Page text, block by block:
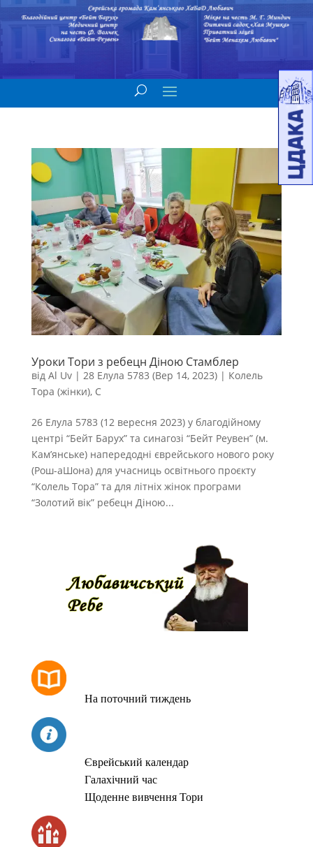
Уроки Тори з ребецн Діною Стамблер
від Al Uv| 28 Елула 5783 (Вер 14, 2023)| Колель
Тора (жінки), С
26 Елула 5783 (12 вересня 2023) у благодійному
центрі “Бейт Барух” та синагозі “Бейт Реувен” (м.
Кам’янське) напередодні єврейського нового року
(Рош-аШона) для учасниць освітнього проєкту
“Колель Тора” та для літніх жінок програми
“Золотий вік” ребецн Діною...
На поточний тиждень
Єврейський календар
Галахічний час
Щоденне вивчення Тори